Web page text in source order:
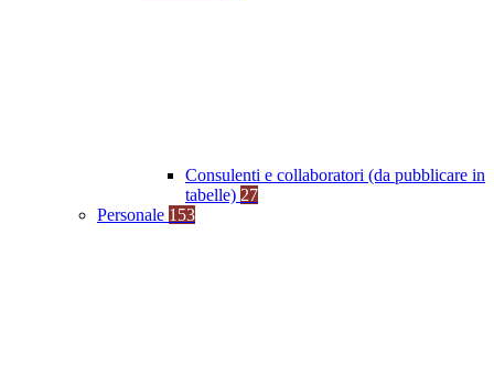
Consulenti e collaboratori (da pubblicare in
tabelle) 27
Personale 153